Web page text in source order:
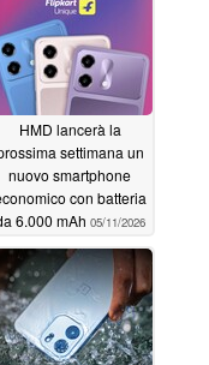
HMD lancerà la
settimana un
nuovo smartphone
con batteria
6.000 mAh 05/11/2026